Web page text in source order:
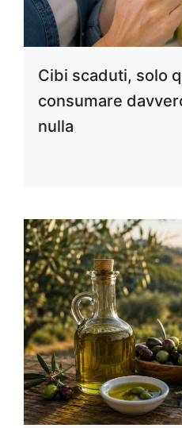
Cibi scaduti, solo
consumare
nulla